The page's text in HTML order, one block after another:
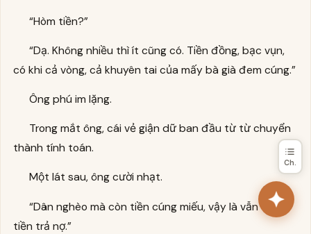
Ch.
“Hòm tiền?”
“Dạ. Không nhiều thì ít cũng có. Tiền đồng, bạc vụn,
có khi cả vòng, cả khuyên tai của mấy bà già đem cúng.”
Ông phú im lặng.
Trong mắt ông, cái vẻ giận dữ ban đầu từ từ chuyển
thành tính toán.
Một lát sau, ông cười nhạt.
“Dân nghèo mà còn tiền cúng miếu, vậy là vẫn còn
tiền trả nợ.”